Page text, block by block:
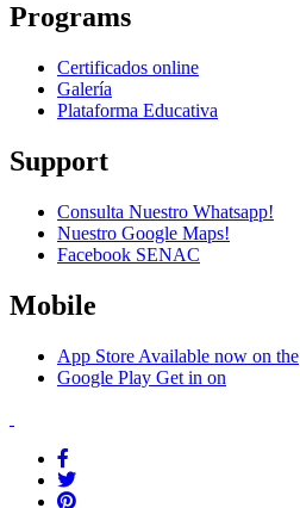
Programs
Certificados online
Galería
Plataforma Educativa
Support
Consulta Nuestro Whatsapp!
Nuestro Google Maps!
Facebook SENAC
Mobile
App Store Available now on the
Google Play Get in on